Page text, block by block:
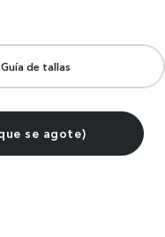
Guía de tallas